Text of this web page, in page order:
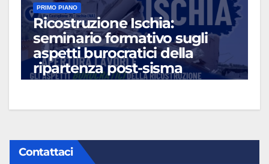
PRIMO PIANO
Ricostruzione Ischia:
seminario formativo sugli
aspetti burocratici della
ripartenza post-sisma
Contattaci